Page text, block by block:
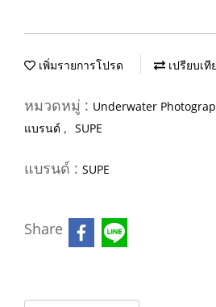
เพิ่มรายการโปรด เปรียบเที
หมวดหมู่ : Underwater
แบรนด์ , SUPE
แบรนด์ : SUPE
Share